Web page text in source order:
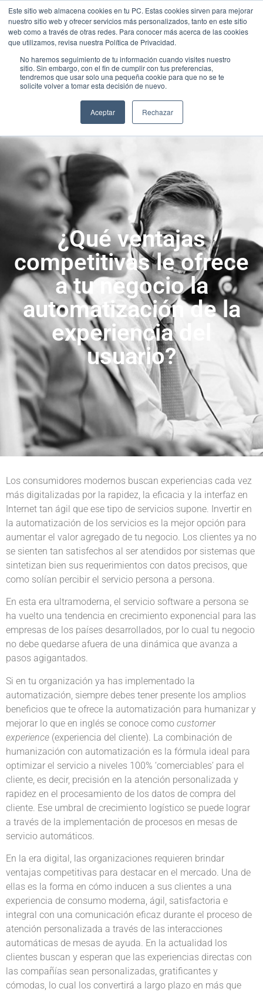
Este sitio web almacena cookies en tu PC. Estas cookies sirven para mejorar
nuestro sitio web y ofrecer servicios más personalizados, tanto en este sitio
web como a través de otras redes. Para conocer más acerca de las cookies
que utilizamos, revisa nuestra Política de Privacidad.
No haremos seguimiento de tu información cuando visites nuestro
sitio. Sin embargo, con el fin de cumplir con tus preferencias,
tendremos que usar solo una pequeña cookie para que no se te
solicite volver a tomar esta decisión de nuevo.
Aceptar Rechazar
¿Qué ventajas
competitivas le ofrece
a tu negocio la
automatización de la
experiencia del
usuario?
Los consumidores modernos buscan experiencias cada vez
más digitalizadas por la rapidez, la eficacia y la interfaz en
Internet tan ágil que ese tipo de servicios supone. Invertir en
la automatización de los servicios es la mejor opción para
aumentar el valor agregado de tu negocio. Los clientes ya no
se sienten tan satisfechos al ser atendidos por sistemas que
sintetizan bien sus requerimientos con datos precisos, que
como solían percibir el servicio persona a persona.
En esta era ultramoderna, el servicio software a persona se
ha vuelto una tendencia en crecimiento exponencial para las
empresas de los países desarrollados, por lo cual tu negocio
no debe quedarse afuera de una dinámica que avanza a
pasos agigantados.
Si en tu organización ya has implementado la
automatización, siempre debes tener presente los amplios
beneficios que te ofrece la automatización para humanizar y
mejorar lo que en inglés se conoce como customer
experience (experiencia del cliente). La combinación de
humanización con automatización es la fórmula ideal para
optimizar el servicio a niveles 100% ‘comerciables’ para el
cliente, es decir, precisión en la atención personalizada y
rapidez en el procesamiento de los datos de compra del
cliente. Ese umbral de crecimiento logístico se puede lograr
a través de la implementación de procesos en mesas de
servicio automáticos.
En la era digital, las organizaciones requieren brindar
ventajas competitivas para destacar en el mercado. Una de
ellas es la forma en cómo inducen a sus clientes a una
experiencia de consumo moderna, ágil, satisfactoria e
integral con una comunicación eficaz durante el proceso de
atención personalizada a través de las interacciones
automáticas de mesas de ayuda. En la actualidad los
clientes buscan y esperan que las experiencias directas con
las compañías sean personalizadas, gratificantes y
cómodas, lo cual los convertirá a largo plazo en más que